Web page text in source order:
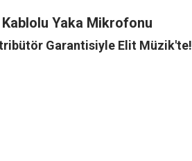
Yaka Mikrofonu
Garantisiyle Elit Müzik'te!